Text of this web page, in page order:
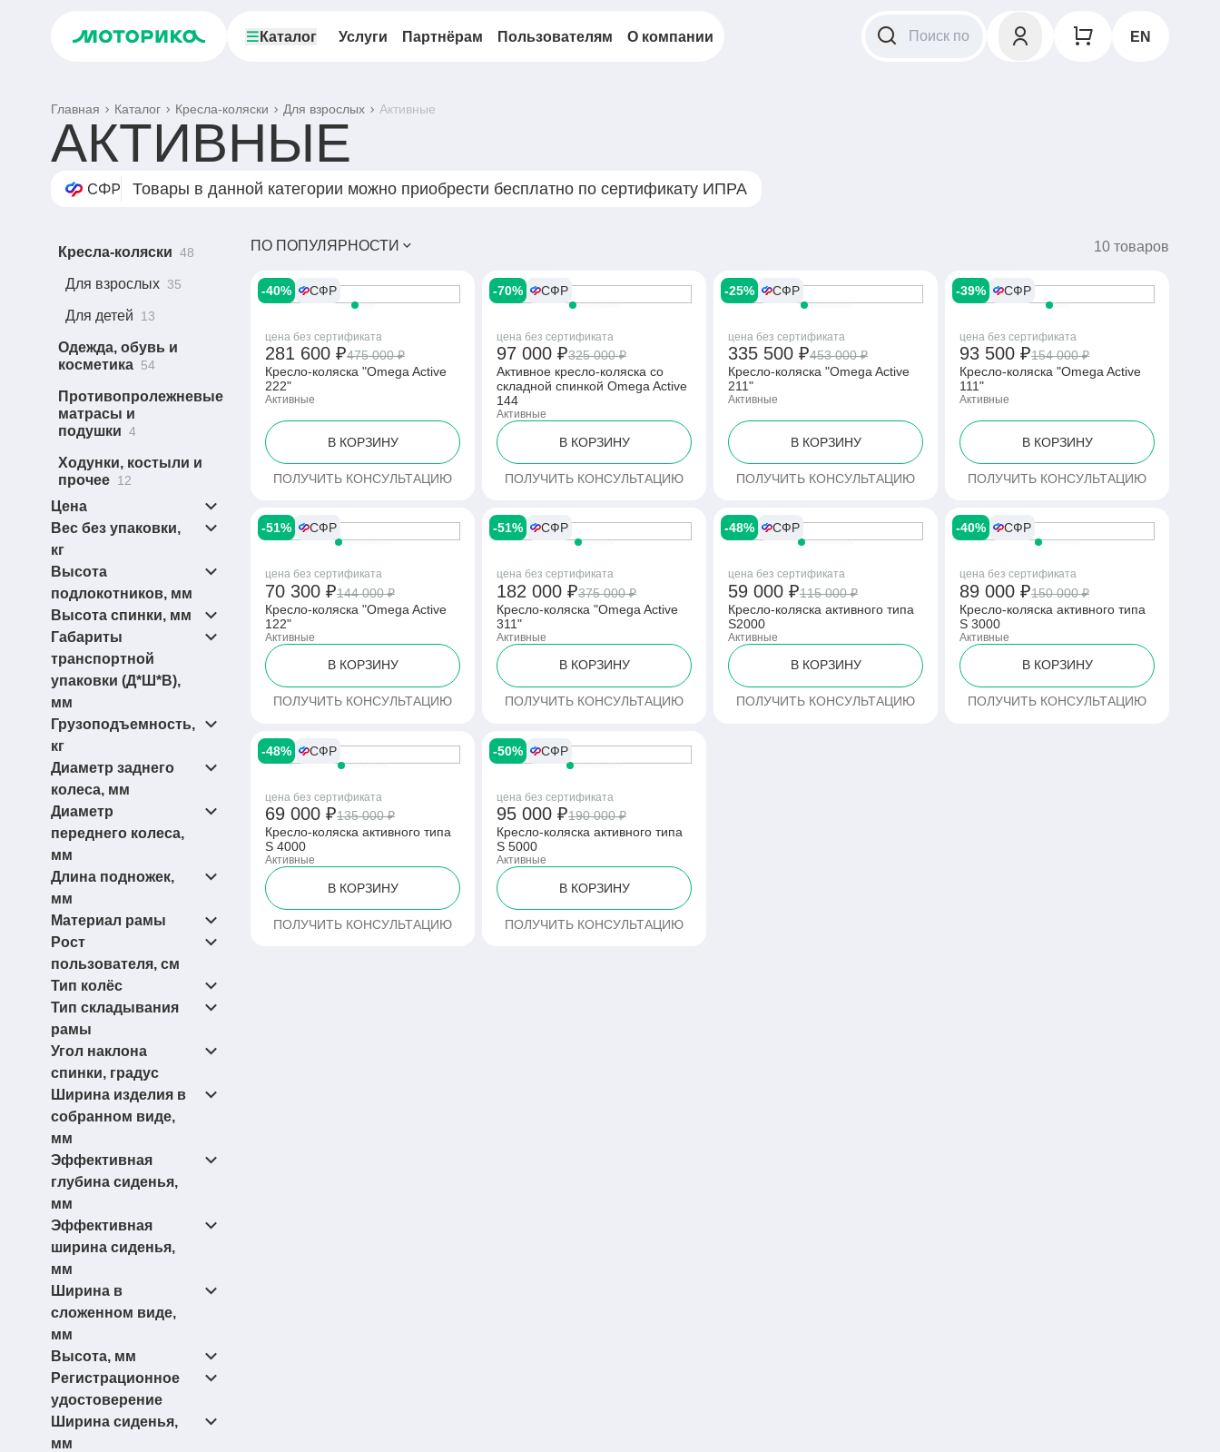
Каталог Услуги Партнёрам Пользователям О компании EN
Главная Каталог Кресла-коляски Для взрослых Активные
АКТИВНЫЕ
Товары в данной категории можно приобрести бесплатно по сертификату ИПРА
Кресла-коляски 48
Для взрослых 35
Для детей 13
Одежда, обувь и
косметика 54
Противопролежневые
матрасы и
подушки 4
Ходунки, костыли и
прочее 12
Цена
от
до
Вес без упаковки,
кг
12,4 (1)
(1)
13.8 (1)
Высота
подлокотников, мм
(1)
220-250
Высота спинки, мм
320-410
340-380 (1)
340-400 (1)
340-480 (1)
380-420 (1)
460-480
(1)
Габариты
транспортной
упаковки (Д*Ш*В),
мм
845*560*875 (1)
950*660*650 (1)
Грузоподъемность,
кг
(7)
(1)
(1)
Диаметр заднего
колеса, мм
(1)
595 (1)
(2)
Диаметр
переднего колеса,
мм
(2)
125 (2)
Длина подножек,
мм
290-380 (1)
(1)
Материал рамы
сплав
Аллюминий
Рост
пользователя, см
Тип колёс
Пневматические/
Цельнолитые
Тип складывания
рамы
книжка (1)
ножницы (4)
Угол наклона
спинки, градус
5 (4)
73-108 (1)
80-110 (1)
(1)
Ширина изделия в
собранном виде,
мм
360 (1)
Эффективная
глубина сиденья,
мм
340-480 (2)
390-430 (1)
405 (1)
(1)
Эффективная
ширина сиденья,
мм
340-500
(1)
Ширина в
сложенном виде,
мм
(1)
Высота, мм
750-830 (1)
750-860 (1)
810 (2)
Регистрационное
удостоверение
Да (10)
Ширина сиденья,
мм
ПО ПОПУЛЯРНОСТИ 10 товаров
-40% СФР
цена без сертификата
281 600 ₽475 000 ₽
Кресло-коляска "Omega Active
222"
Активные
В КОРЗИНУ
ПОЛУЧИТЬ КОНСУЛЬТАЦИЮ
-70% СФР
цена без сертификата
97 000 ₽325 000 ₽
Активное кресло-коляcка со
складной спинкой Omega Active
144
Активные
В КОРЗИНУ
ПОЛУЧИТЬ КОНСУЛЬТАЦИЮ
-25% СФР
цена без сертификата
335 500 ₽453 000 ₽
Кресло-коляска "Omega Active
211"
Активные
В КОРЗИНУ
ПОЛУЧИТЬ КОНСУЛЬТАЦИЮ
-39% СФР
цена без сертификата
93 500 ₽154 000 ₽
Кресло-коляска "Omega Active
111"
Активные
В КОРЗИНУ
ПОЛУЧИТЬ КОНСУЛЬТАЦИЮ
-51% СФР
цена без сертификата
70 300 ₽144 000 ₽
Кресло-коляска "Omega Active
122"
Активные
В КОРЗИНУ
ПОЛУЧИТЬ КОНСУЛЬТАЦИЮ
-51% СФР
цена без сертификата
182 000 ₽375 000 ₽
Кресло-коляска "Omega Active
311"
Активные
В КОРЗИНУ
ПОЛУЧИТЬ КОНСУЛЬТАЦИЮ
-48% СФР
цена без сертификата
59 000 ₽115 000 ₽
Кресло-коляска активного типа
S2000
Активные
В КОРЗИНУ
ПОЛУЧИТЬ КОНСУЛЬТАЦИЮ
-40% СФР
цена без сертификата
89 000 ₽150 000 ₽
Кресло-коляска активного типа
S 3000
Активные
В КОРЗИНУ
ПОЛУЧИТЬ КОНСУЛЬТАЦИЮ
-48% СФР
цена без сертификата
69 000 ₽135 000 ₽
Кресло-коляска активного типа
S 4000
Активные
В КОРЗИНУ
ПОЛУЧИТЬ КОНСУЛЬТАЦИЮ
-50% СФР
цена без сертификата
95 000 ₽190 000 ₽
Кресло-коляска активного типа
S 5000
Активные
В КОРЗИНУ
ПОЛУЧИТЬ КОНСУЛЬТАЦИЮ